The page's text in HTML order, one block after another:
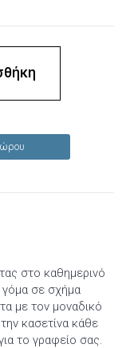
στο καθημερινό
σε σχήμα
με τον μοναδικό
κασετίνα κάθε
το γραφείο σας.